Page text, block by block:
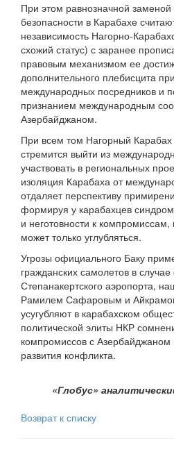
При этом равнозначной
безопасности в Карабахе
независимость Нагорно-
схожий статус) с заранее
правовым механизмом ее
дополнительного плебисцита
международных посредников и
признанием международным
Азербайджаном.
При всем том Нагорный
стремится выйти из
участвовать в региональных
изоляция Карабаха от
отдаляет перспективу
формируя у карабахцев
и неготовности к
может только углубляться.
Угрозы официального Баку
гражданских самолетов в
Степанакертского аэропорта,
Рамилем Сафаровым и
усугубляют в карабахском
политической элиты НКР
компромиссов с
развития конфликта.
«Глобус»
Возврат к списку